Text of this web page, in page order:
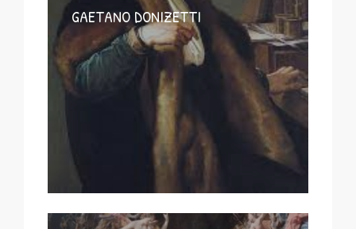
GAETANO DONIZETTI